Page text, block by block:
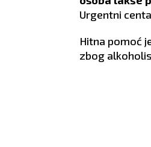
Urgentni
Hitna pomoć
zbog